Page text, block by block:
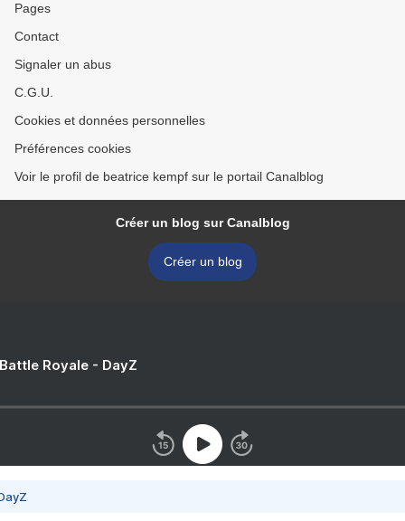
Pages
Contact
Signaler un abus
C.G.U.
Cookies et données personnelles
Préférences cookies
Voir le profil de beatrice kempf sur le portail Canalblog
Créer un blog sur Canalblog
Créer un blog
Royale - DayZ